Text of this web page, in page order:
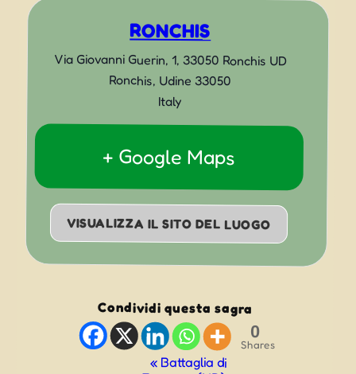
RONCHIS
Via Giovanni Guerin, 1, 33050 Ronchis UD
Ronchis, Udine 33050
Italy
+ Google Maps
VISUALIZZA IL SITO DEL LUOGO
Condividi questa sagra
0
Shares
«Battaglia di